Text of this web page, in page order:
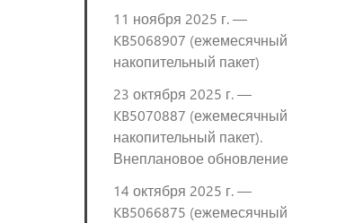
11 ноября 2025 г. —
KB5068907 (ежемесячный
накопительный пакет)
23 октября 2025 г. —
KB5070887 (ежемесячный
накопительный пакет).
Внеплановое обновление
14 октября 2025 г. —
KB5066875 (ежемесячный